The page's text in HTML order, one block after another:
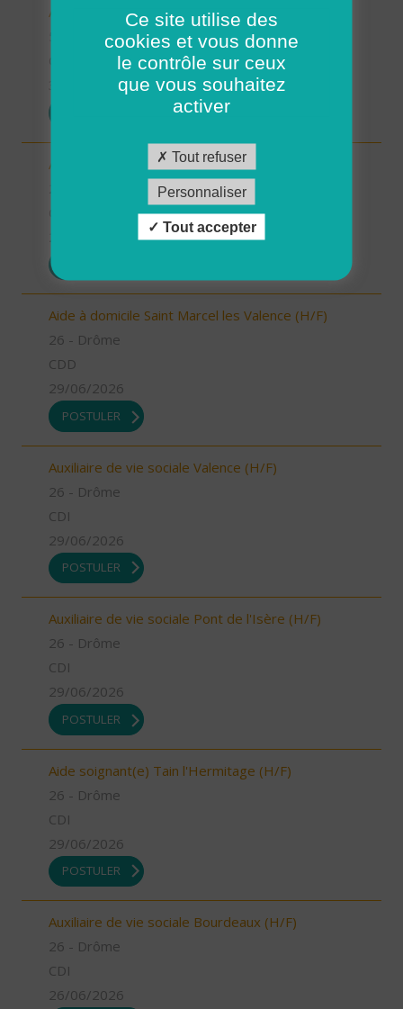
Aides à domicile (H/F)
56 - Morbihan
30/06/2026
Aide à domicile Pont de l'Isère (H/F)
Aide à domicile Saint Marcel les Valence (H/F)
26 - Drôme
CDD
29/06/2026
POSTULER
Auxiliaire de vie sociale Valence (H/F)
26 - Drôme
CDI
29/06/2026
POSTULER
Auxiliaire de vie sociale Pont de l'Isère (H/F)
26 - Drôme
CDI
29/06/2026
POSTULER
Aide soignant(e) Tain l'Hermitage (H/F)
26 - Drôme
CDI
29/06/2026
POSTULER
Auxiliaire de vie sociale Bourdeaux (H/F)
26 - Drôme
CDI
26/06/2026
Ce site utilise des
cookies et vous donne
le contrôle sur ceux
que vous souhaitez
activer
Tout refuser
Personnaliser
Tout accepter